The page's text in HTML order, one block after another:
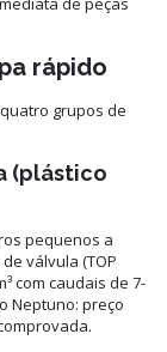
rápido
grupos de
(plástico
pequenos a
válvula (TOP
com caudais de 7-
Neptuno: preço